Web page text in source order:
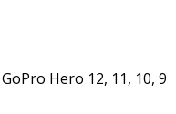
GoPro Hero 12, 11, 10, 9